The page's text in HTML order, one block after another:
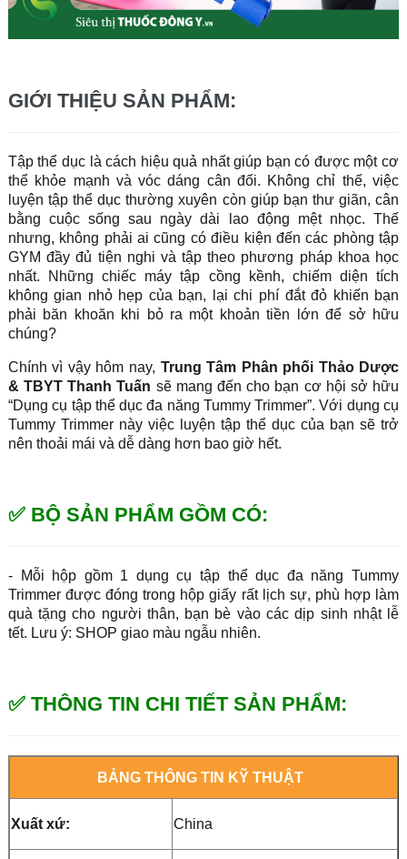
GIỚI THIỆU SẢN PHẨM:
Tập thể dục là cách hiệu quả nhất giúp bạn có được một cơ
thể khỏe mạnh và vóc dáng cân đối. Không chỉ thế, việc
luyện tập thể dục thường xuyên còn giúp bạn thư giãn, cân
bằng cuộc sống sau ngày dài lao động mệt nhọc. Thế
nhưng, không phải ai cũng có điều kiện đến các phòng tập
GYM đầy đủ tiện nghi và tập theo phương pháp khoa học
nhất. Những chiếc máy tập cồng kềnh, chiếm diện tích
không gian nhỏ hẹp của bạn, lại chi phí đắt đỏ khiến bạn
phải băn khoăn khi bỏ ra một khoản tiền lớn để sở hữu
chúng?
Chính vì vậy hôm nay, Trung Tâm Phân phối Thảo Dược
& TBYT Thanh Tuấn sẽ mang đến cho bạn cơ hội sở hữu
“Dụng cụ tập thể dục đa năng Tummy Trimmer”. Với dụng cụ
Tummy Trimmer này việc luyện tập thể dục của bạn sẽ trở
nên thoải mái và dễ dàng hơn bao giờ hết.
✅ BỘ SẢN PHẨM GỒM CÓ:
- Mỗi hộp gồm 1 dụng cụ tập thể dục đa năng Tummy
Trimmer được đóng trong hộp giấy rất lịch sự, phù hợp làm
quà tặng cho người thân, bạn bè vào các dịp sinh nhật lễ
tết. Lưu ý: SHOP giao màu ngẫu nhiên.
✅ THÔNG TIN CHI TIẾT SẢN PHẨM:
BẢNG THÔNG TIN KỸ THUẬT
Xuất xứ: China